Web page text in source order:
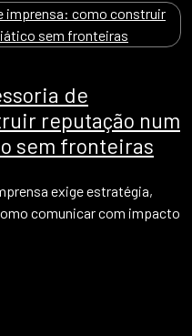
de
reputação num
sem fronteiras
exige estratégia,
comunicar com impacto